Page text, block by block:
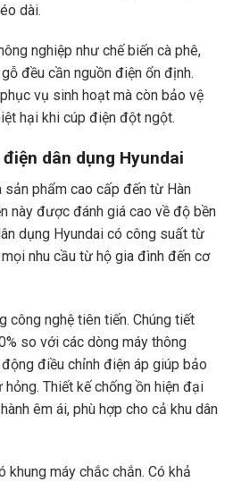
dài.
nghiệp như chế biến cà phê,
đều cần nguồn điện ổn định.
vụ sinh hoạt mà còn bảo vệ
hại khi cúp điện đột ngột.
dân dụng Hyundai
sản phẩm cao cấp đến từ Hàn
này được đánh giá cao về độ bền
dụng Hyundai có công suất từ
nhu cầu từ hộ gia đình đến cơ
công nghệ tiên tiến. Chúng tiết
so với các dòng máy thông
điều chỉnh điện áp giúp bảo
Thiết kế chống ồn hiện đại
êm ái, phù hợp cho cả khu dân
khung máy chắc chắn. Có khả